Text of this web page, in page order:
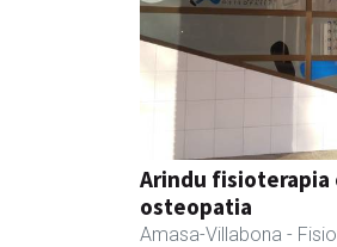
Arindu fisioterapia
osteopatia
Amasa-Villabona -